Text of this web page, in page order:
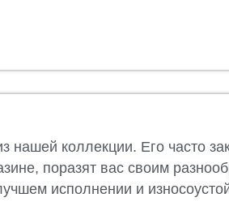
нашей коллекции. Его часто
поразят вас своим
исполнении и